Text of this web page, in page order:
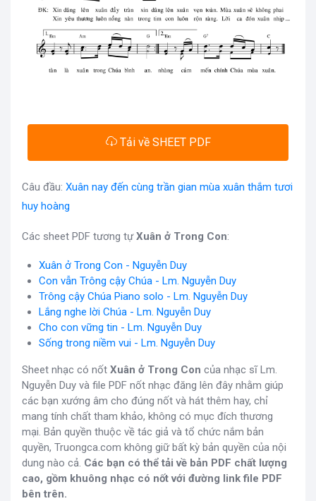
Tải về SHEET PDF
Câu đầu: Xuân nay đến cùng trần gian mùa xuân thắm tươi
huy hoàng
Các sheet PDF tương tựXuân ở Trong Con:
Xuân ở Trong Con - Nguyễn Duy
Con vẫn Trông cậy Chúa - Lm. Nguyễn Duy
Trông cậy Chúa Piano solo - Lm. Nguyễn Duy
Lắng nghe lời Chúa - Lm. Nguyễn Duy
Cho con vững tin - Lm. Nguyễn Duy
Sống trong niềm vui - Lm. Nguyễn Duy
Sheet nhạc có nốt Xuân ở Trong Con của nhạc sĩ Lm.
Nguyễn Duy và file PDF nốt nhạc đăng lên đây nhằm giúp
các bạn xướng âm cho đúng nốt và hát thêm hay, chỉ
mang tính chất tham khảo, không có mục đích thương
mại. Bản quyền thuộc về tác giả và tổ chức nắm bản
quyền, Truongca.com không giữ bất kỳ bản quyền của nội
dung nào cả. Các bạn có thể tải về bản PDF chất lượng
cao, gồm khuông nhạc có nốt với đường link file PDF
bên trên.